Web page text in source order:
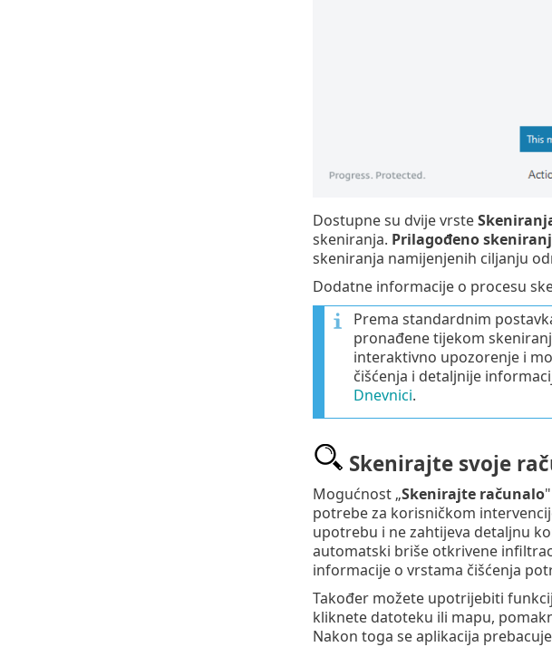
Dostupne su dvije vrste
skeniranja. Prilagođeno
skeniranja namijenjenih ciljanju
Dodatne informacije o procesu
Prema standardnim
pronađene tijekom
interaktivno upozorenje i
čišćenja i detaljnije
Dnevnici.
Skenirajte svoje
Mogućnost „Skenirajte računalo
potrebe za korisničkom
upotrebu i ne zahtijeva detaljnu
automatski briše otkrivene
informacije o vrstama čišćenja
Također možete upotrijebiti
kliknete datoteku ili mapu,
Nakon toga se aplikacija